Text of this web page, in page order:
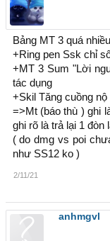
Bảng MT 3 quá
+Ring pen Ssk chỉ
+MT 3 Sum "Lời
tác dụng
+Skil Tăng cuồng
=>Mt (báo thù ) ghi
ghi rõ là trả lại 1 đòn
( do dmg vs poi
như SS12 ko )
2/11/21
anhmgvl